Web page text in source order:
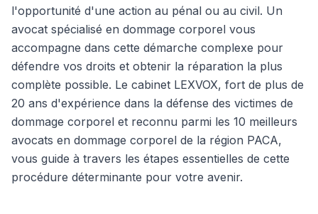
l'opportunité d'une action au pénal ou au civil. Un
avocat spécialisé en dommage corporel vous
accompagne dans cette démarche complexe pour
défendre vos droits et obtenir la réparation la plus
complète possible. Le cabinet LEXVOX, fort de plus de
20 ans d'expérience dans la défense des victimes de
dommage corporel et reconnu parmi les 10 meilleurs
avocats en dommage corporel de la région PACA,
vous guide à travers les étapes essentielles de cette
procédure déterminante pour votre avenir.